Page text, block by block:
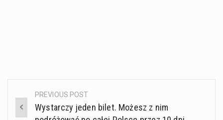
PostPREVIOUS POST
Wystarczy jeden bilet. Możesz z nim